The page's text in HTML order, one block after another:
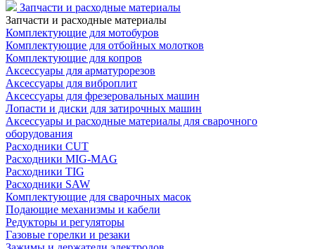
Запчасти и расходные материалы
Запчасти и расходные материалы
Комплектующие для мотобуров
Комплектующие для отбойных молотков
Комплектующие для копров
Аксессуары для арматурорезов
Аксессуары для виброплит
Аксессуары для фрезеровальных машин
Лопасти и диски для затирочных машин
Аксессуары и расходные материалы для сварочного
оборудования
Расходники CUT
Расходники MIG-MAG
Расходники TIG
Расходники SAW
Комплектующие для сварочных масок
Подающие механизмы и кабели
Редукторы и регуляторы
Газовые горелки и резаки